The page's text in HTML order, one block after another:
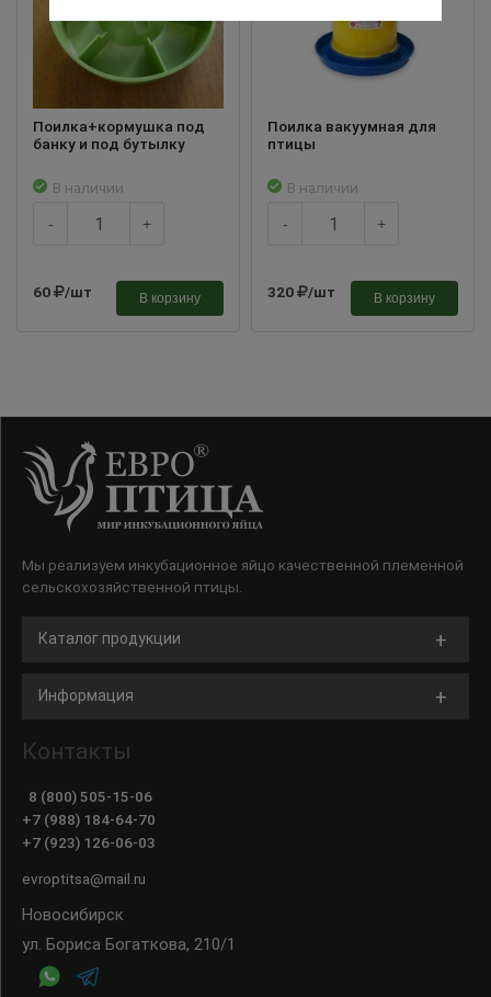
Поилка+кормушка под
банку и под бутылку
В наличии
- +
60 /шт В корзину
Поилка вакуумная для
птицы
В наличии
- +
320 /шт В корзину
Мы реализуем инкубационное яйцо качественной племенной
сельскохозяйственной птицы.
Каталог продукции
Информация
Контакты
8 (800) 505-15-06
+7 (988) 184-64-70
+7 (923) 126-06-03
evroptitsa@mail.ru
Новосибирск
ул. Бориса Богаткова, 210/1